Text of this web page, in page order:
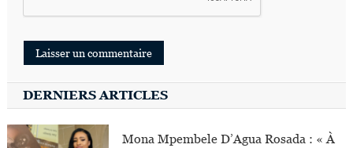
DERNIERS ARTICLES
Mona Mpembele D’Agua Rosada : « À